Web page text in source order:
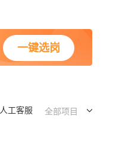
一键选岗
人工客服